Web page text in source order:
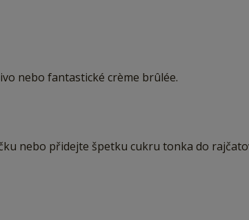
nebo fantastické crème brûlée.
nebo přidejte špetku cukru tonka do